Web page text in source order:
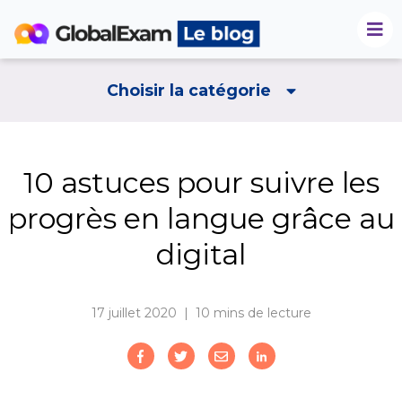
Choisir la catégorie
10 astuces pour suivre les
progrès en langue grâce au
digital
17 juillet 2020 | 10 mins de lecture